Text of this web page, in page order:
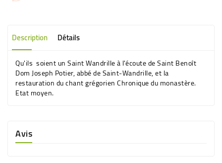
Description Détails
Qu'ils soient un Saint Wandrille à l'écoute de Saint Benoît
Dom Joseph Potier, abbé de Saint-Wandrille, et la
restauration du chant grégorien Chronique du monastère.
Etat moyen.
Avis